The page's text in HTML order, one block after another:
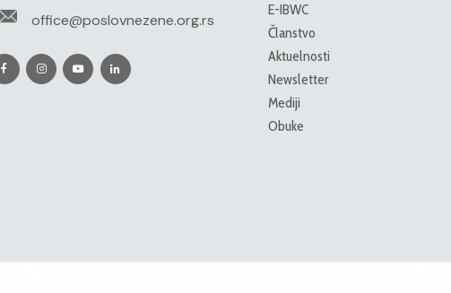
office@poslovnezene.org.rs
E-IBWC
Članstvo
Aktuelnosti
Newsletter
Mediji
Obuke